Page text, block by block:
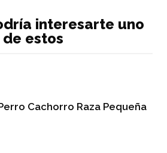
interesarte uno
de estos
Cachorro Raza Pequeña